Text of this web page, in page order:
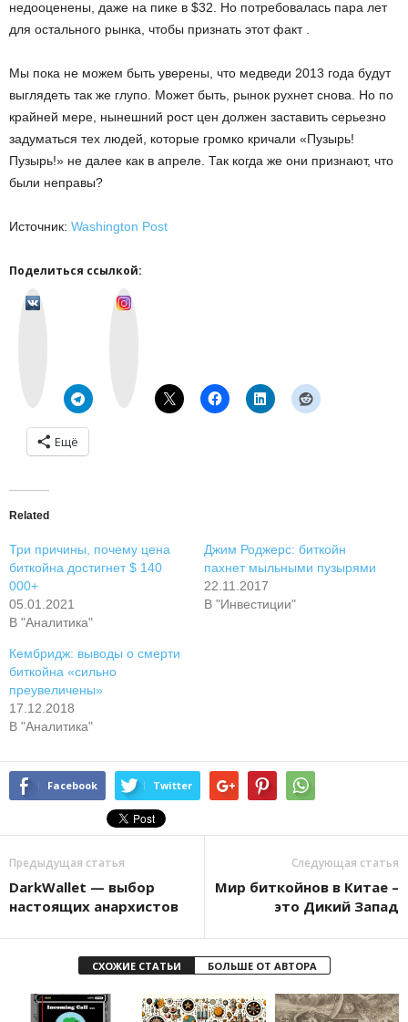
недооценены, даже на пике в $32. Но потребовалась пара лет
для остального рынка, чтобы признать этот факт .
Мы пока не можем быть уверены, что медведи 2013 года будут
выглядеть так же глупо. Может быть, рынок рухнет снова. Но по
крайней мере, нынешний рост цен должен заставить серьезно
задуматься тех людей, которые громко кричали «Пузырь!
Пузырь!» не далее как в апреле. Так когда же они признают, что
были неправы?
Источник: Washington Post
Поделиться ссылкой:
Ещё
Related
Три причины, почему цена
биткойна достигнет $ 140
000+
05.01.2021
В "Аналитика"
Джим Роджерс: биткойн
пахнет мыльными пузырями
22.11.2017
В "Инвестиции"
Кембридж: выводы о смерти
биткойна «сильно
преувеличены»
17.12.2018
В "Аналитика"
Facebook Twitter
Предыдущая статья
DarkWallet — выбор
настоящих анархистов
Следующая статья
Мир биткойнов в Китае –
это Дикий Запад
СХОЖИЕ СТАТЬИ БОЛЬШЕ ОТ АВТОРА